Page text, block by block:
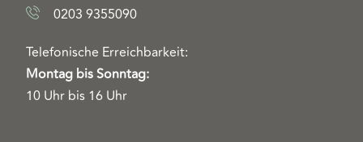
0203 9355090
Telefonische Erreichbarkeit:
Montag bis Sonntag:
10 Uhr bis 16 Uhr